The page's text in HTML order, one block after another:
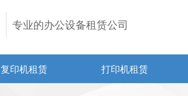
专业的办公设备租赁公司
复印机租赁 打印机租赁